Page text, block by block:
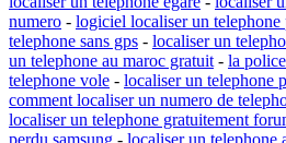
numero - logiciel localiser un telephone
telephone sans gps - localiser un
un telephone au maroc gratuit - la
telephone vole - localiser un telephone
comment localiser un numero de
localiser un telephone gratuitement
perdu samsung - localiser un telephone